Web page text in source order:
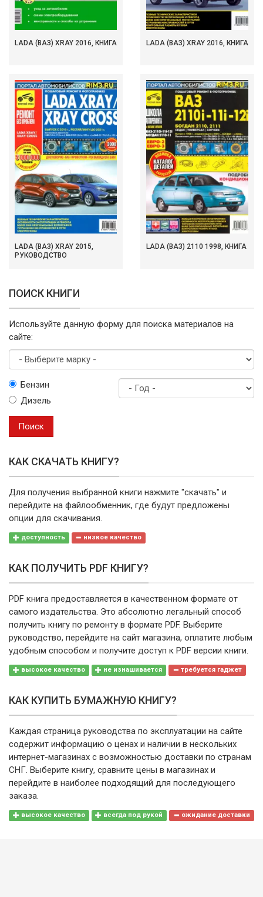
LADA (ВАЗ) XRAY 2016, КНИГА LADA (ВАЗ) XRAY 2016, КНИГА
LADA (ВАЗ) XRAY 2015,
РУКОВОДСТВО
LADA (ВАЗ) 2110 1998, КНИГА
ПОИСК КНИГИ
Используйте данную форму для поиска материалов на
сайте:
маркуБензин
Дизель
Поиск
КАК СКАЧАТЬ КНИГУ?
Для получения выбранной книги нажмите "скачать" и
перейдите на файлообменник, где будут предложены
опции для скачивания.
доступность низкое качество
КАК ПОЛУЧИТЬ PDF КНИГУ?
PDF книга предоставляется в качественном формате от
самого издательства. Это абсолютно легальный способ
получить книгу по ремонту в формате PDF. Выберите
руководство, перейдите на сайт магазина, оплатите любым
удобным способом и получите доступ к PDF версии книги.
высокое качество не изнашивается требуется гаджет
КАК КУПИТЬ БУМАЖНУЮ КНИГУ?
Каждая страница руководства по эксплуатации на сайте
содержит информацию о ценах и наличии в нескольких
интернет-магазинах с возможностью доставки по странам
СНГ. Выберите книгу, сравните цены в магазинах и
перейдите в наиболее подходящий для последующего
заказа.
высокое качество всегда под рукой ожидание доставки